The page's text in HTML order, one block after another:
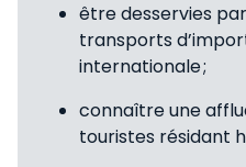
être desservies
transports
internationale ;
connaître une
touristes résidant